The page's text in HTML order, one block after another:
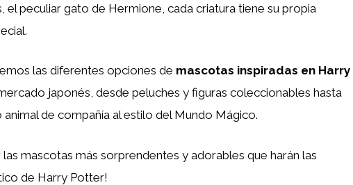
el peculiar gato de Hermione, cada criatura tiene su propia
las diferentes opciones de mascotas inspiradas en Harry
japonés, desde peluches y figuras coleccionables hasta
de compañía al estilo del Mundo Mágico.
las mascotas más sorprendentes y adorables que harán las
de Harry Potter!